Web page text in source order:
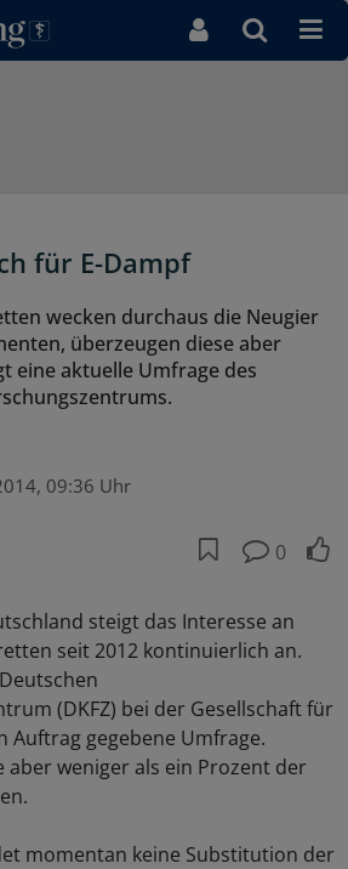
für E-Dampf
wecken durchaus die Neugier
überzeugen diese aber
eine aktuelle Umfrage des
09:36 Uhr
0
steigt das Interesse an
seit 2012 kontinuierlich an.
(DKFZ) bei der Gesellschaft für
Auftrag gegebene Umfrage.
aber weniger als ein Prozent der
momentan keine Substitution der